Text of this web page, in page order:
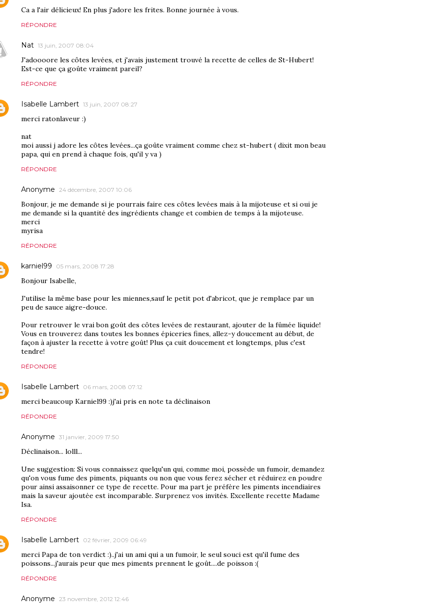
Ca a l'air délicieux! En plus j'adore les frites. Bonne journée à vous.
RÉPONDRE
Nat 13 juin, 2007 08:04
J'adoooore les côtes levées, et j'avais justement trouvé la recette de celles de St-Hubert!
Est-ce que ça goûte vraiment pareil?
RÉPONDRE
Isabelle Lambert 13 juin, 2007 08:27
merci ratonlaveur :)
nat
moi aussi j adore les côtes levées...ça goûte vraiment comme chez st-hubert ( dixit mon beau
papa, qui en prend à chaque fois, qu'il y va )
RÉPONDRE
Anonyme 24 décembre, 2007 10:06
Bonjour, je me demande si je pourrais faire ces côtes levées mais à la mijoteuse et si oui je
me demande si la quantité des ingrédients change et combien de temps à la mijoteuse.
merci
myrisa
RÉPONDRE
karniel99 05 mars, 2008 17:28
Bonjour Isabelle,
J'utilise la même base pour les miennes,sauf le petit pot d'abricot, que je remplace par un
peu de sauce aigre-douce.
Pour retrouver le vrai bon goût des côtes levées de restaurant, ajouter de la fûmée liquide!
Vous en trouverez dans toutes les bonnes épiceries fines, allez-y doucement au début, de
façon à ajuster la recette à votre goût! Plus ça cuit doucement et longtemps, plus c'est
tendre!
RÉPONDRE
Isabelle Lambert 06 mars, 2008 07:12
merci beaucoup Karniel99 :)j'ai pris en note ta déclinaison
RÉPONDRE
Anonyme 31 janvier, 2009 17:50
Déclinaison... lolll...
Une suggestion: Si vous connaissez quelqu'un qui, comme moi, possède un fumoir, demandez
qu'on vous fume des piments, piquants ou non que vous ferez sécher et réduirez en poudre
pour ainsi assaisonner ce type de recette. Pour ma part je préfère les piments incendiaires
mais la saveur ajoutée est incomparable. Surprenez vos invités. Excellente recette Madame
Isa.
RÉPONDRE
Isabelle Lambert 02 février, 2009 06:49
merci Papa de ton verdict :)..j'ai un ami qui a un fumoir, le seul souci est qu'il fume des
poissons...j'aurais peur que mes piments prennent le goût....de poisson :(
RÉPONDRE
Anonyme 23 novembre, 2012 12:46